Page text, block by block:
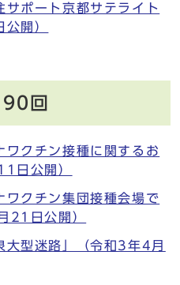
ポート京都サテライト
開）
回
クチン接種に関するお
日公開）
クチン集団接種会場で
21日公開）
型迷路」（令和3年4月